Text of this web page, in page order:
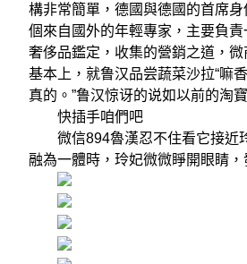
構非常簡單，德國與德國的首席
個來自國外的年輕專家，主要負
奢侈品鑑定，收集的營銷之道，
基本上，就鲁汉品尝蔬菜沙拉“嘛
真的。”鲁汉惊讶的说如以前的淘寶
快插手咱們吧
微信894魯漢忍不住看它接近
融為一體時，玲妃微微睜開眼睛